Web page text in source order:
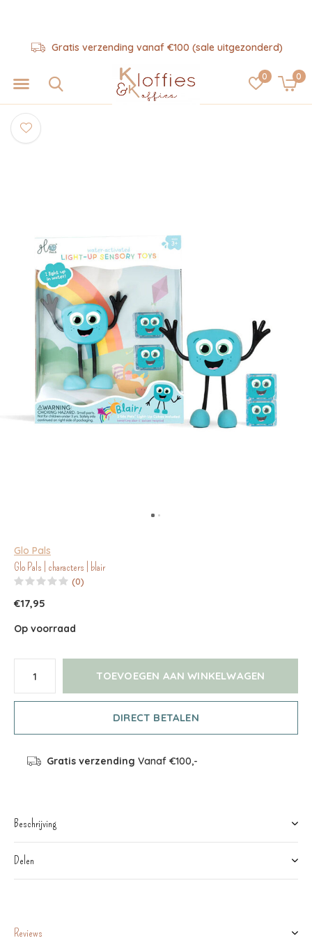
0 0
Gratis verzending vanaf €100 (sale uitgezonderd)
Glo Pals
Glo Pals | characters | blair
(0)
€17,95
Op voorraad
TOEVOEGEN AAN WINKELWAGEN
DIRECT BETALEN
Gratis verzending Vanaf €100,-
Beschrijving
Delen
Reviews